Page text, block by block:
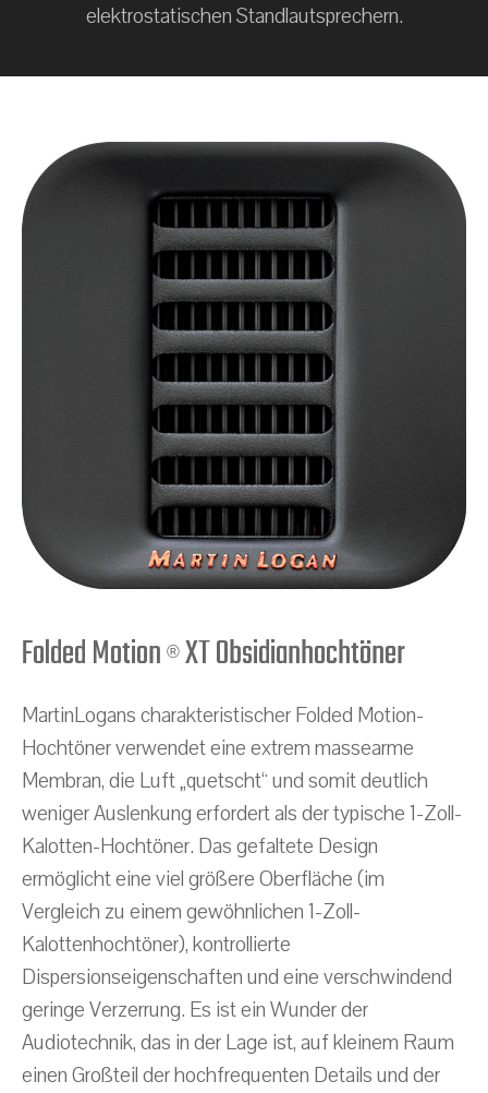
elektrostatischen Standlautsprechern.
Folded Motion ® XT Obsidianhochtöner
MartinLogans charakteristischer Folded Motion-
Hochtöner verwendet eine extrem massearme
Membran, die Luft „quetscht“ und somit deutlich
weniger Auslenkung erfordert als der typische 1-Zoll-
Kalotten-Hochtöner. Das gefaltete Design
ermöglicht eine viel größere Oberfläche (im
Vergleich zu einem gewöhnlichen 1-Zoll-
Kalottenhochtöner), kontrollierte
Dispersionseigenschaften und eine verschwindend
geringe Verzerrung. Es ist ein Wunder der
Audiotechnik, das in der Lage ist, auf kleinem Raum
einen Großteil der hochfrequenten Details und der